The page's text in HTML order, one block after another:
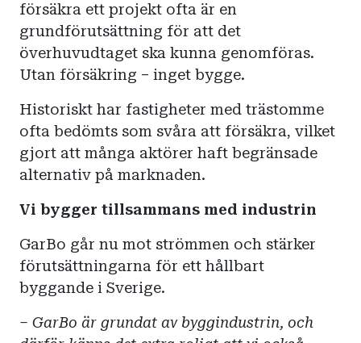
försäkra ett projekt ofta är en
grundförutsättning för att det
överhuvudtaget ska kunna genomföras.
Utan försäkring – inget bygge.
Historiskt har fastigheter med trästomme
ofta bedömts som svåra att försäkra, vilket
gjort att många aktörer haft begränsade
alternativ på marknaden.
Vi bygger tillsammans med industrin
GarBo går nu mot strömmen och stärker
förutsättningarna för ett hållbart
byggande i Sverige.
– GarBo är grundat av byggindustrin, och